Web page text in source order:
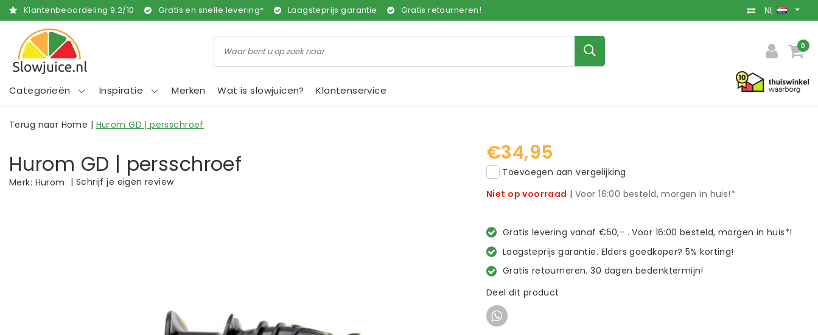
Klantenbeoordeling 9.2/10 Gratis en snelle levering* Laagsteprijs garantie Gratis retourneren! NL
0
Categorieën Inspiratie Merken Wat is slowjuicen? Klantenservice
Terug naar Home | Hurom GD | persschroef
Hurom GD | persschroef
Merk: Hurom | Schrijf je eigen review
€34,95
Toevoegen aan vergelijking
Niet op voorraad | Voor 16:00 besteld, morgen in huis!*
Gratis levering vanaf €50,- . Voor 16:00 besteld, morgen in huis*!
Laagsteprijs garantie. Elders goedkoper? 5% korting!
Gratis retourneren. 30 dagen bedenktermijn!
Deel dit product